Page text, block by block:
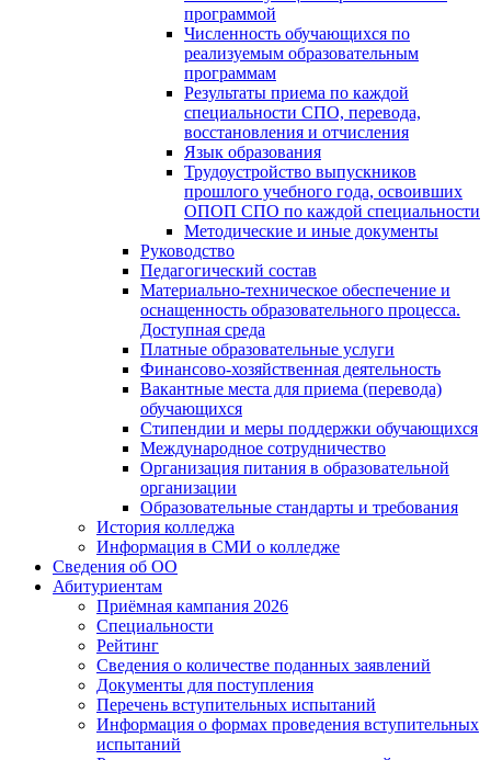
программой
Численность обучающихся по
реализуемым образовательным
программам
Результаты приема по каждой
специальности СПО, перевода,
восстановления и отчисления
Язык образования
Трудоустройство выпускников
прошлого учебного года, освоивших
ОПОП СПО по каждой специальности
Методические и иные документы
Руководство
Педагогический состав
Материально-техническое обеспечение и
оснащенность образовательного процесса.
Доступная среда
Платные образовательные услуги
Финансово-хозяйственная деятельность
Вакантные места для приема (перевода)
обучающихся
Стипендии и меры поддержки обучающихся
Международное сотрудничество
Организация питания в образовательной
организации
Образовательные стандарты и требования
История колледжа
Информация в СМИ о колледже
Сведения об ОО
Абитуриентам
Приёмная кампания 2026
Специальности
Рейтинг
Сведения о количестве поданных заявлений
Документы для поступления
Перечень вступительных испытаний
Информация о формах проведения вступительных
испытаний